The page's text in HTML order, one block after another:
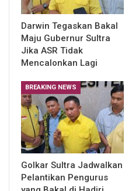
Darwin Tegaskan Bakal
Maju Gubernur Sultra
Jika ASR Tidak
Mencalonkan Lagi
BREAKING NEWS
Golkar Sultra Jadwalkan
Pelantikan Pengurus